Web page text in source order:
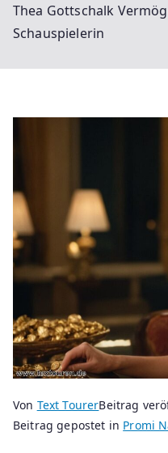
Thea Gottschalk
Schauspielerin
Von Text TourerBeitrag
Beitrag gepostet in Promi